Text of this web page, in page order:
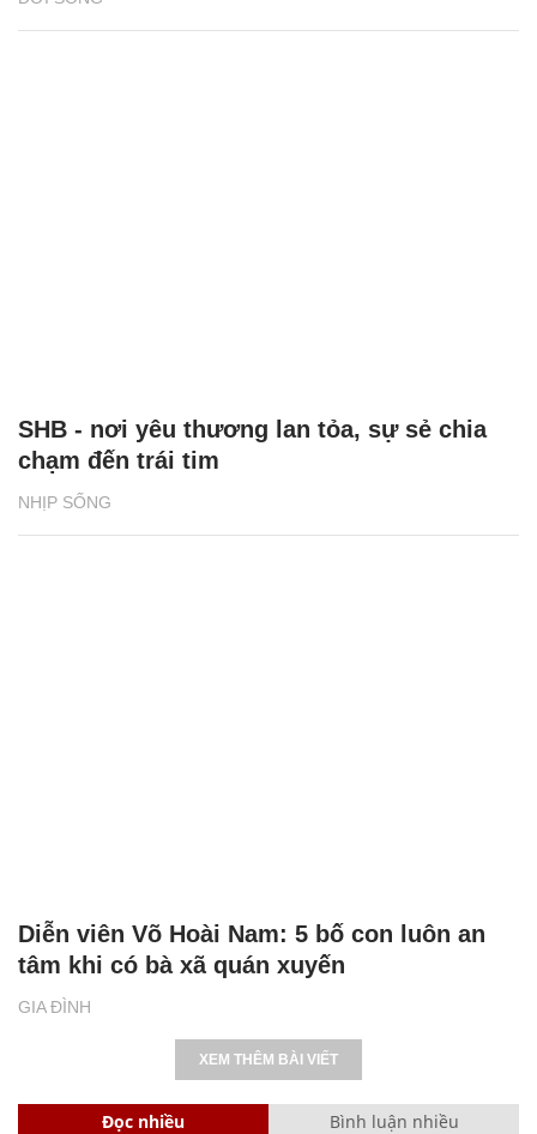
NHỊP SỐNG
SHB - nơi yêu thương lan tỏa, sự sẻ chia
chạm đến trái tim
GIA ĐÌNH
Diễn viên Võ Hoài Nam: 5 bố con luôn an
tâm khi có bà xã quán xuyến
XEM THÊM BÀI VIẾT
Đọc nhiều Bình luận nhiều